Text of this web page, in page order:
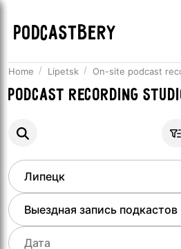
PODCASTBERY
Home Lipetsk On-site podcast
Podcast recording